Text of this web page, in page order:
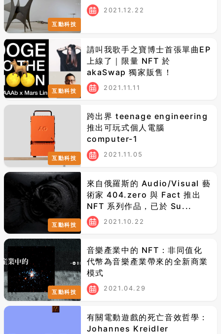
互動科技
2021.12.22
互動科技
請叫我歌手之寶博士首張單曲EP
上線了｜限量 NFT 於
akaSwap 獨家販售！
2021.11.11
互動科技
跨出界 teenage engineering
推出可玩式個人電腦
computer-1
2021.11.05
互動科技
來自俄羅斯的 Audio/Visual 藝
術家 404.zero 與 Fact 推出
NFT 系列作品，已於 Su...
2021.10.22
互動科技
音樂產業中的 NFT：非同值化
代幣為音樂產業帶來的全新商業
模式
2021.04.29
有關電動遊戲的死亡音效哲學：
Johannes Kreidler